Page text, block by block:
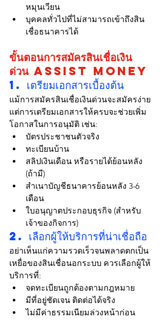
หมุนเวียน
บุคคลทั่วไปที่ไม่สามารถเข้าถึงสิน
เชื่อธนาคารได้
ขั้นตอนการสมัครสินเชื่อเงิน
ด่วน Assist money
1. เตรียมเอกสารเบื้องต้น
แม้การสมัครสินเชื่อเงินด่วนจะสมัครง่าย
แต่การเตรียมเอกสารให้ครบจะช่วยเพิ่ม
โอกาสในการอนุมัติ เช่น:
บัตรประชาชนตัวจริง
ทะเบียนบ้าน
สลิปเงินเดือน หรือรายได้ย้อนหลัง
(ถ้ามี)
สำเนาบัญชีธนาคารย้อนหลัง 3-6
เดือน
ใบอนุญาตประกอบธุรกิจ (สำหรับ
เจ้าของกิจการ)
2. เลือกผู้ให้บริการที่น่าเชื่อถือ
อย่าเห็นแก่ความรวดเร็วจนพลาดตกเป็น
เหยื่อของสินเชื่อนอกระบบ ควรเลือกผู้ให้
บริการที่:
จดทะเบียนถูกต้องตามกฎหมาย
มีที่อยู่ชัดเจน ติดต่อได้จริง
ไม่มีค่าธรรมเนียมล่วงหน้าก่อน